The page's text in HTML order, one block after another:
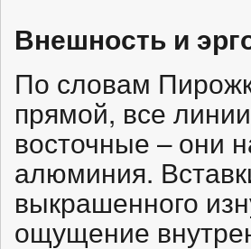
Внешность и
По словам
прямой, все
восточные – они
алюминия.
выкрашенного
ощущение